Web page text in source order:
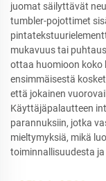
juomat säilyttävät
tumbler-pojottimet
mukavuus tai
ottaa huomioon koko
ensimmäisestä
että jokainen
Käyttäjäpalautteen
parannuksiin, jotka
mieltymyksiä, mikä
toiminnallisuudesta